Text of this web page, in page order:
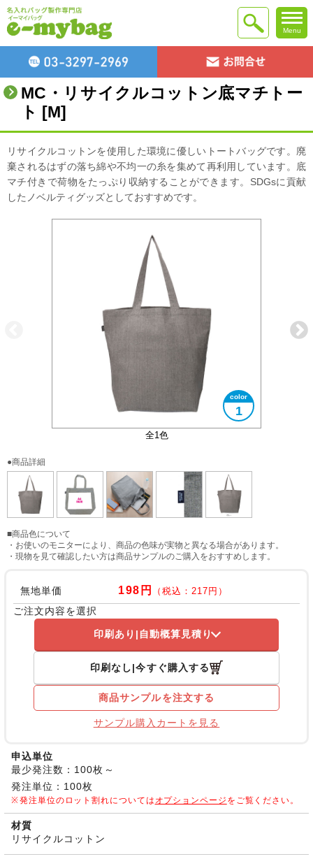
Menu
MC・リサイクルコットン底マチトー
ト [M]
リサイクルコットンを使用した環境に優しいトートバッグです。廃
棄されるはずの落ち綿や不均一の糸を集めて再利用しています。底
マチ付きで荷物をたっぷり収納することができます。SDGsに貢献
したノベルティグッズとしておすすめです。
全1色
1
A4サイズ対応
使用イメージ
リサイクルコットンタグ付き
●商品詳細
■商品色について
・お使いのモニターにより、商品の色味が実物と異なる場合があります。
・現物を見て確認したい方は商品サンプルのご購入をおすすめします。
無地単価 198円 （税込：217円）
ご注文内容を選択
印刷あり 自動概算見積り
印刷なし 今すぐ購入する
商品サンプルを注文する
サンプル購入カートを見る
申込単位
最少発注数：100枚～
発注単位：100枚
発注単位のロット割れについては オプションページ をご覧ください。
材質
リサイクルコットン